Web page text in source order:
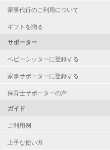
家事代行のご利用について
ギフトを贈る
サポーター
ベビーシッターに登録する
家事サポーターに登録する
保育士サポーターの声
ガイド
ご利用例
上手な使い方